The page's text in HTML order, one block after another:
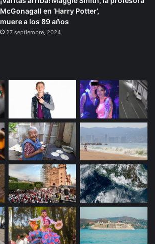
a
c
i
McGonagall en ‘Harry Potter’,
muere a los 89 años
27 septiembre, 2024